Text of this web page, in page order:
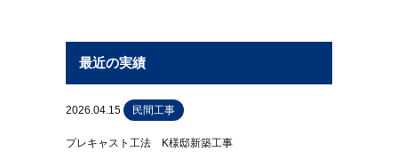
最近の実績
2026.04.15 民間工事
プレキャスト工法 K様邸新築工事